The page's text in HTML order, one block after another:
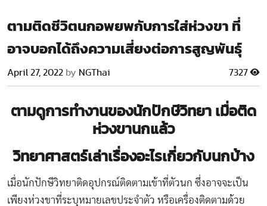
ตามติดชีวิตนกอพยพกับการใส่ห่วงขา ที่
อาจบอกได้ถึงความเสี่ยงต่อการสูญพันธุ์
April 27, 2022 by NGThai 7327
ตามดูการทำงานของนักปักษีวิทยา เมื่อติด
ห่วงขานกแล้ว
วิทยาศาสตร์เล่าเรื่องอะไรเกี่ยวกับนกบ้าง
เมื่อนักปักษีวิทยาติดอุปกรณ์ติดตามเข้าที่ตัวนก ซึ่งอาจจะเป็น
เพียงห่วงขาที่ระบุหมายเลขประจำตัว หรือเครื่องติดตามด้วย